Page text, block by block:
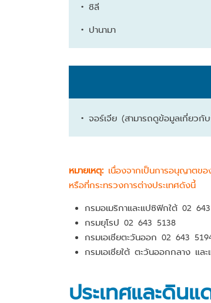
• ชิลี
• ปานามา
• จอร์เจีย (สามารถดูข้อมูลเกี่ยวกั
หมายเหตุ: เนื่องจากเป็นการอนุญาตข
หรือที่กระทรวงการต่างประเทศดังนี้
กรมอเมริกาและแปซิฟิกใต้ 02
กรมยุโรป 02 643 5138
กรมเอเชียตะวันออก 02 643
กรมเอเชียใต้ ตะวันออกกลาง แ
ประเทศและดิน